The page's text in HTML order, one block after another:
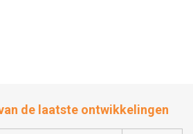
de laatste ontwikkelingen